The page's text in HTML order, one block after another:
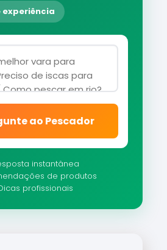
experiência
ao Pescador
instantânea
de produtos
profissionais